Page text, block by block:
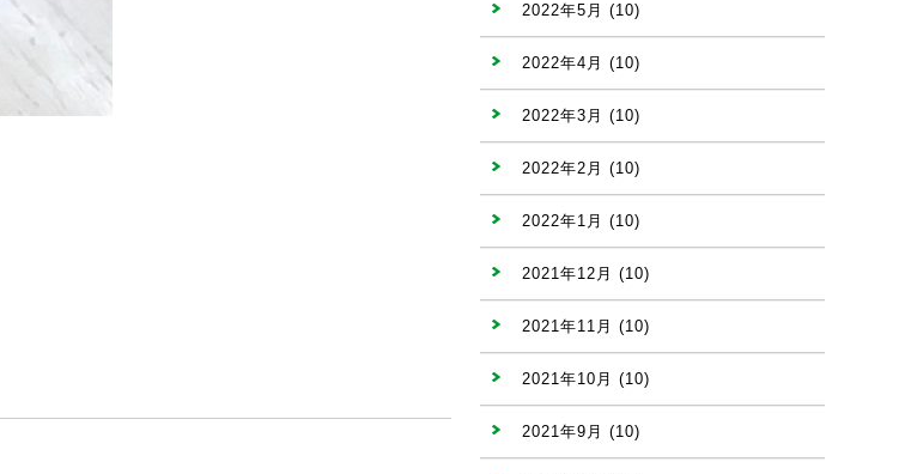
2022年5月 (10)
2022年4月 (10)
2022年3月 (10)
2022年2月 (10)
2022年1月 (10)
2021年12月 (10)
2021年11月 (10)
2021年10月 (10)
2021年9月 (10)